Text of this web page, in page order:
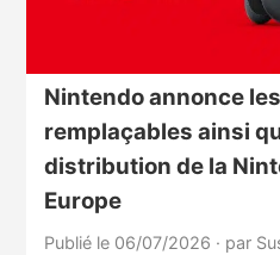
Nintendo annonce
remplaçables ainsi
distribution de la
Europe
Publié le 06/07/2026 · par